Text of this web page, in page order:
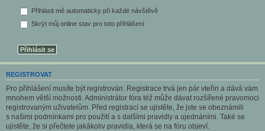
Přihlásit mě automaticky při každé návštěvě
Skrýt můj online stav pro toto přihlášení
REGISTROVAT
Pro přihlášení musíte být registrován. Registrace trvá jen pár vteřin a dává vám
mnohem větší možnosti. Administrátor fóra též může dávat rozšířené pravomoci
registrovaným uživatelům. Před registrací se ujistěte, že jste se obeznámili
s našimi podmínkami pro použití a s dalšími pravidly a ujednáními. Také se
ujistěte, že si přečtete jakákoliv pravidla, která se na fóru objeví.